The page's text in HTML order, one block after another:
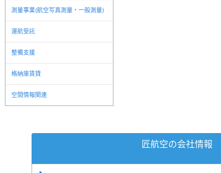
測量事業(航空写真測量・一般測量)
運航受託
整備支援
格納庫賃貸
空間情報関連
匠航空の会社情報